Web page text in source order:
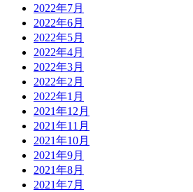
2022年7月
2022年6月
2022年5月
2022年4月
2022年3月
2022年2月
2022年1月
2021年12月
2021年11月
2021年10月
2021年9月
2021年8月
2021年7月